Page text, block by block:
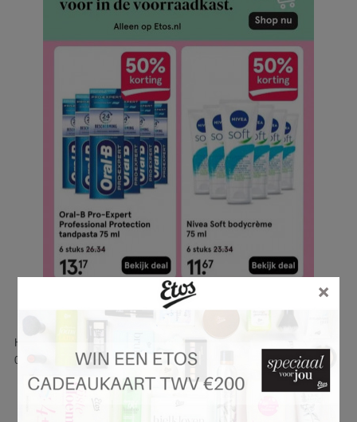
Hier is pagina 69 van 71 pagina's van de Etos folder, geldig van
03.02.2025 tot 09.02.2025.
×